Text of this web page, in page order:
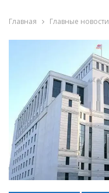
Главная Главные новости